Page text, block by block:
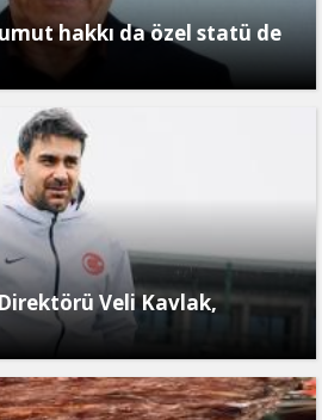
hakkı da özel statü de
Veli Kavlak,